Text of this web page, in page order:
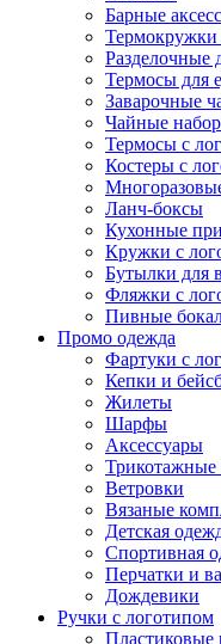
Барные
Термокружки
Разделочные
Термосы для
Заварочные
Чайные
Термосы с
Костеры с
Ланч-боксы
Кухонные
Кружки с
Бутылки для
Фляжки с
Пивные
Промо одежда
Фартуки с
Кепки и
Жилеты
Шарфы
Аксессуары
Ветровки
Вязаные
Детская
Спортивная
Перчатки и
Дождевики
Ручки с логотипом
Пластиковые